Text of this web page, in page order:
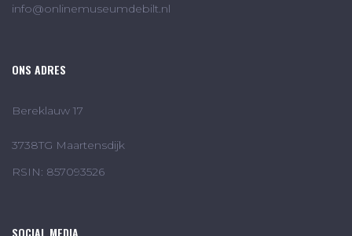
info@onlinemuseumdebilt.nl
ONS ADRES
Bereklauw 17
3738TG Maartensdijk
RSIN: 857093526
SOCIAL MEDIA